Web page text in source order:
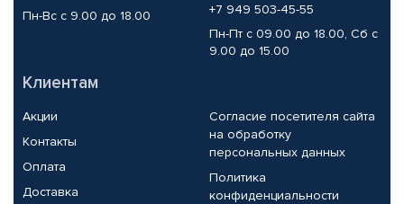
Пн-Вс с 9.00 до 18.00
+7 949 503-45-55
Пн-Пт с 09.00 до 18.00, Сб с
9.00 до 15.00
Клиентам
Акции
Контакты
Оплата
Доставка
Согласие посетителя сайта
на обработку
персональных данных
Политика
конфиденциальности